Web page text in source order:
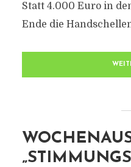
Statt 4.000 Euro in
Ende die